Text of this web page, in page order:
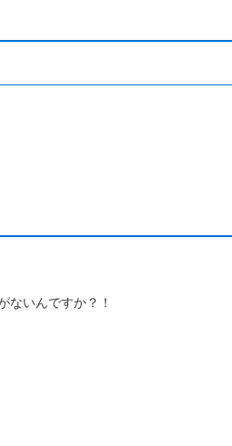
ないんですか？！